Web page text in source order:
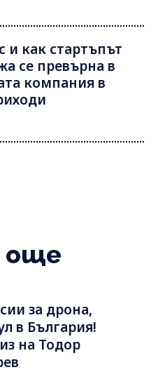
и как стартъпът
се превърна в
компания в
още
за дрона,
в България!
на Тодор